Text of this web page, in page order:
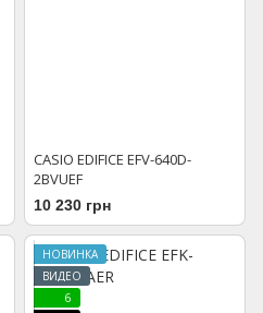
CASIO EDIFICE EFV-640D-
2BVUEF
10 230 грн
НОВИНКА
ВИДЕО
6